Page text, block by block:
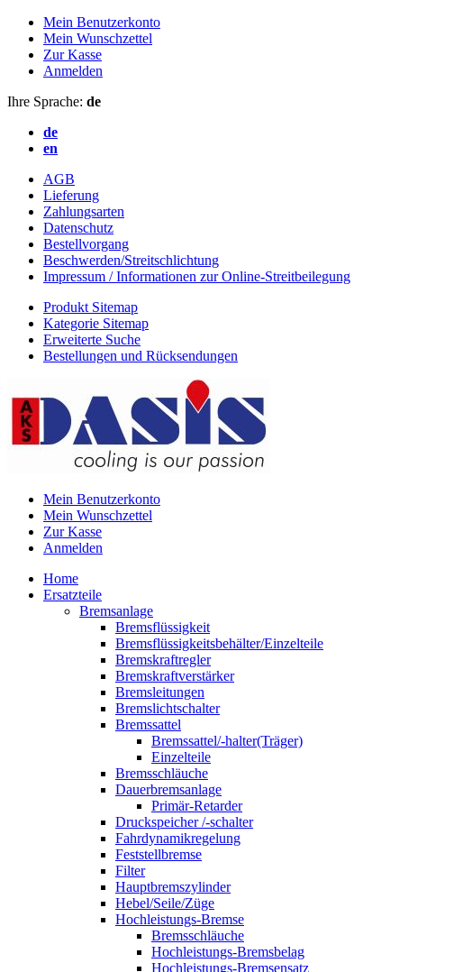
Mein Benutzerkonto
Mein Wunschzettel
Zur Kasse
Anmelden
Ihre Sprache: de
de
en
AGB
Lieferung
Zahlungsarten
Datenschutz
Bestellvorgang
Beschwerden/Streitschlichtung
Impressum / Informationen zur Online-Streitbeilegung
Produkt Sitemap
Kategorie Sitemap
Erweiterte Suche
Bestellungen und Rücksendungen
Mein Benutzerkonto
Mein Wunschzettel
Zur Kasse
Anmelden
Home
Ersatzteile
Bremsanlage
Bremsflüssigkeit
Bremsflüssigkeitsbehälter/Einzelteile
Bremskraftregler
Bremskraftverstärker
Bremsleitungen
Bremslichtschalter
Bremssattel
Bremssattel/-halter(Träger)
Einzelteile
Bremsschläuche
Dauerbremsanlage
Primär-Retarder
Druckspeicher /-schalter
Fahrdynamikregelung
Feststellbremse
Filter
Hauptbremszylinder
Hebel/Seile/Züge
Hochleistungs-Bremse
Bremsschläuche
Hochleistungs-Bremsbelag
Hochleistungs-Bremsensatz